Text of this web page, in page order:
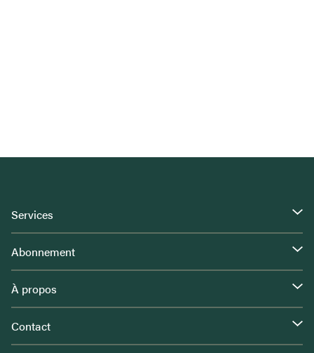
Services
Abonnement
À propos
Contact